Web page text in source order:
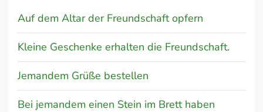
Auf dem Altar der Freundschaft opfern
Kleine Geschenke erhalten die Freundschaft.
Jemandem Grüße bestellen
Bei jemandem einen Stein im Brett haben